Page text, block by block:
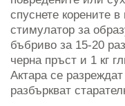
спуснете корените
стимулатор за
бъбриво за 15-20
черна пръст и 1 кг
Актара се
разбъркват